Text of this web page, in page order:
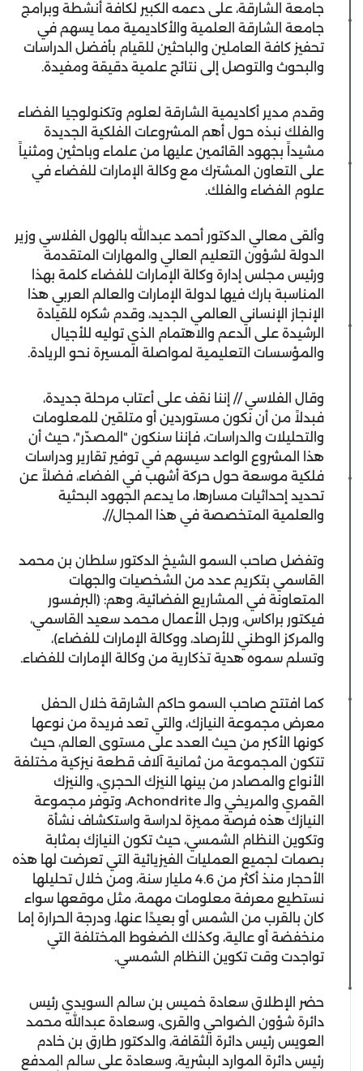
جامعة الشارقة، على دعمه الكبير لكافة أنشطة وبرامج
جامعة الشارقة العلمية والأكاديمية مما يسهم في
تحفيز كافة العاملين والباحثين للقيام بأفضل الدراسات
والبحوث والتوصل إلى نتائج علمية دقيقة ومفيدة.
وقدم مدير أكاديمية الشارقة لعلوم وتكنولوجيا الفضاء
والفلك نبذه حول أهم المشروعات الفلكية الجديدة
مشيداً بجهود القائمين عليها من علماء وباحثين ومثنياً
على التعاون المشترك مع وكالة الإمارات للفضاء في
علوم الفضاء والفلك.
وألقى معالي الدكتور أحمد عبدالله بالهول الفلاسي وزير
الدولة لشؤون التعليم العالي والمهارات المتقدمة
ورئيس مجلس إدارة وكالة الإمارات للفضاء كلمة بهذا
المناسبة بارك فيها لدولة الإمارات والعالم العربي هذا
الإنجاز الإنساني العالمي الجديد، وقدم شكره للقيادة
الرشيدة على الدعم والاهتمام الذي توليه للأجيال
والمؤسسات التعليمية لمواصلة المسيرة نحو الريادة.
وقال الفلاسي // إننا نقف على أعتاب مرحلة جديدة،
فبدلاً من أن نكون مستوردين أو متلقين للمعلومات
والتحليلات والدراسات، فإننا سنكون "المصدّر"، حيث أن
هذا المشروع الواعد سيسهم في توفير تقارير ودراسات
فلكية موسعة حول حركة أشهب في الفضاء، فضلاً عن
تحديد إحداثيات مسارها، ما يدعم الجهود البحثية
والعلمية المتخصصة في هذا المجال//.
وتفضل صاحب السمو الشيخ الدكتور سلطان بن محمد
القاسمي بتكريم عدد من الشخصيات والجهات
المتعاونة في المشاريع الفضائية، وهم: (البرفسور
فيكتور براكاس، ورجل الأعمال محمد سعيد القاسمي،
والمركز الوطني للأرصاد، ووكالة الإمارات للفضاء)،
وتسلم سموه هدية تذكارية من وكالة الإمارات للفضاء.
كما افتتح صاحب السمو حاكم الشارقة خلال الحفل
معرض مجموعة النيازك، والتي تعد فريدة من نوعها
كونها الأكبر من حيث العدد على مستوى العالم، حيث
تتكون المجموعة من ثمانية آلاف قطعة نيزكية مختلفة
الأنواع والمصادر من بينها النيزك الحجري، والنيزك
القمري والمريخي والـ Achondrite، وتوفر مجموعة
النيازك هذه فرصة مميزة لدراسة واستكشاف نشأة
وتكوين النظام الشمسي، حيث تكون النيازك بمثابة
بصمات لجميع العمليات الفيزيائية التي تعرضت لها هذه
الأحجار منذ أكثر من 4.6 مليار سنة، ومن خلال تحليلها
نستطيع معرفة معلومات مهمة، مثل موقعها سواء
كان بالقرب من الشمس أو بعيدًا عنها، ودرجة الحرارة إما
منخفضة أو عالية، وكذلك الضغوط المختلفة التي
تواجدت وقت تكوين النظام الشمسي.
حضر الإطلاق سعادة خميس بن سالم السويدي رئيس
دائرة شؤون الضواحي والقرى، وسعادة عبدالله محمد
العويس رئيس دائرة الثقافة، والدكتور طارق بن خادم
رئيس دائرة الموارد البشرية، وسعادة علي سالم المدفع